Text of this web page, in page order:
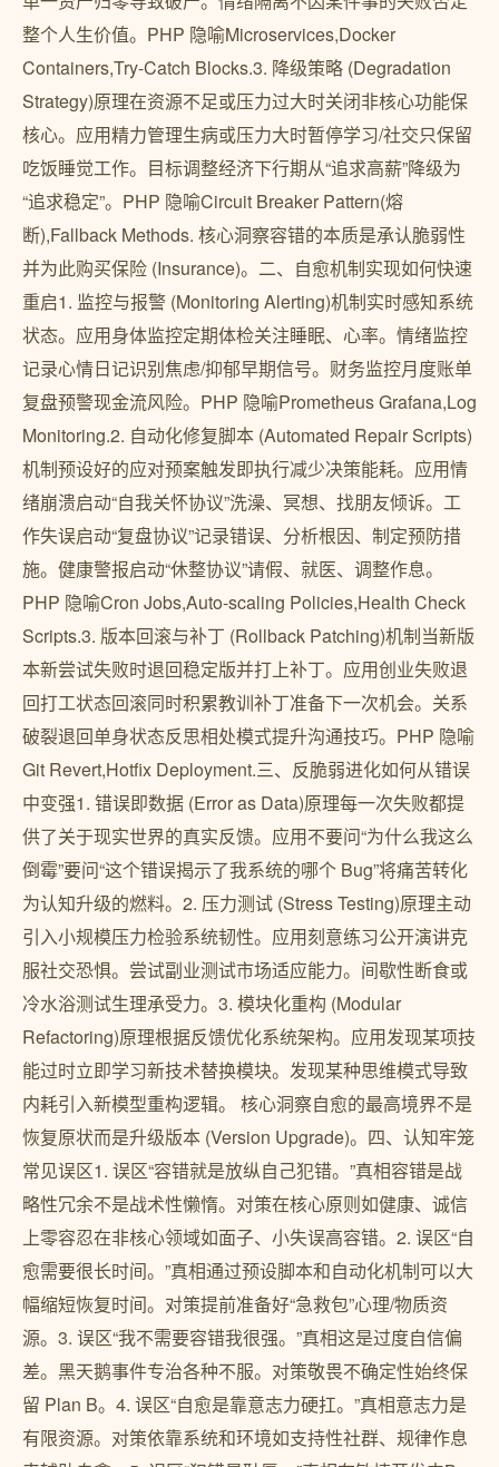
整个人生价值。PHP 隐喻Microservices,Docker
Containers,Try-Catch Blocks.3. 降级策略 (Degradation
Strategy)原理在资源不足或压力过大时关闭非核心功能保
核心。应用精力管理生病或压力大时暂停学习/社交只保留
吃饭睡觉工作。目标调整经济下行期从“追求高薪”降级为
“追求稳定”。PHP 隐喻Circuit Breaker Pattern(熔
断),Fallback Methods. 核心洞察容错的本质是承认脆弱性
并为此购买保险 (Insurance)。二、自愈机制实现如何快速
重启1. 监控与报警 (Monitoring Alerting)机制实时感知系统
状态。应用身体监控定期体检关注睡眠、心率。情绪监控
记录心情日记识别焦虑/抑郁早期信号。财务监控月度账单
复盘预警现金流风险。PHP 隐喻Prometheus Grafana,Log
Monitoring.2. 自动化修复脚本 (Automated Repair Scripts)
机制预设好的应对预案触发即执行减少决策能耗。应用情
绪崩溃启动“自我关怀协议”洗澡、冥想、找朋友倾诉。工
作失误启动“复盘协议”记录错误、分析根因、制定预防措
施。健康警报启动“休整协议”请假、就医、调整作息。
PHP 隐喻Cron Jobs,Auto-scaling Policies,Health Check
Scripts.3. 版本回滚与补丁 (Rollback Patching)机制当新版
本新尝试失败时退回稳定版并打上补丁。应用创业失败退
回打工状态回滚同时积累教训补丁准备下一次机会。关系
破裂退回单身状态反思相处模式提升沟通技巧。PHP 隐喻
Git Revert,Hotfix Deployment.三、反脆弱进化如何从错误
中变强1. 错误即数据 (Error as Data)原理每一次失败都提
供了关于现实世界的真实反馈。应用不要问“为什么我这么
倒霉”要问“这个错误揭示了我系统的哪个 Bug”将痛苦转化
为认知升级的燃料。2. 压力测试 (Stress Testing)原理主动
引入小规模压力检验系统韧性。应用刻意练习公开演讲克
服社交恐惧。尝试副业测试市场适应能力。间歇性断食或
冷水浴测试生理承受力。3. 模块化重构 (Modular
Refactoring)原理根据反馈优化系统架构。应用发现某项技
能过时立即学习新技术替换模块。发现某种思维模式导致
内耗引入新模型重构逻辑。 核心洞察自愈的最高境界不是
恢复原状而是升级版本 (Version Upgrade)。四、认知牢笼
常见误区1. 误区“容错就是放纵自己犯错。”真相容错是战
略性冗余不是战术性懒惰。对策在核心原则如健康、诚信
上零容忍在非核心领域如面子、小失误高容错。2. 误区“自
愈需要很长时间。”真相通过预设脚本和自动化机制可以大
幅缩短恢复时间。对策提前准备好“急救包”心理/物质资
源。3. 误区“我不需要容错我很强。”真相这是过度自信偏
差。黑天鹅事件专治各种不服。对策敬畏不确定性始终保
留 Plan B。4. 误区“自愈是靠意志力硬扛。”真相意志力是
有限资源。对策依靠系统和环境如支持性社群、规律作息